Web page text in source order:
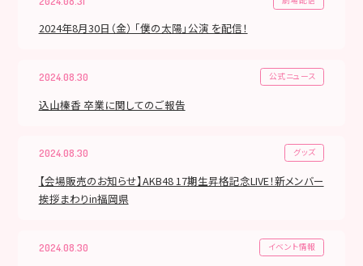
2024年8月30日（金） 「僕の太陽」公演 を配信！
2024.08.30 公式ニュース
込山榛香 卒業に関してのご報告
2024.08.30 グッズ
【会場販売のお知らせ】AKB48 17期生昇格記念LIVE！新メンバー
挨拶まわりin福岡県
2024.08.30 イベント情報